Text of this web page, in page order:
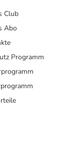
Club
Abo
Programm